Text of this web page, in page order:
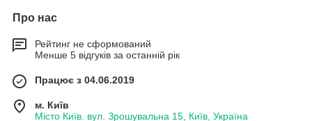
сечовино - і меламіноформальдегідних олігомерів,
поліефірів терефталевої кислоти, нефтеполімерних
меламіноалкідних лакофарбових матеріалів.
Ксилол
Про нас
Рейтинг не сформований
Менше 5 відгуків за останній рік
Працює з 04.06.2019
м. Київ
Місто Київ. вул. Зрошувальна 15, Київ, Україна